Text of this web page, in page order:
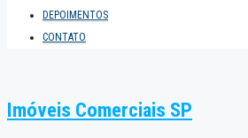
DEPOIMENTOS
CONTATO
Imóveis Comerciais SP